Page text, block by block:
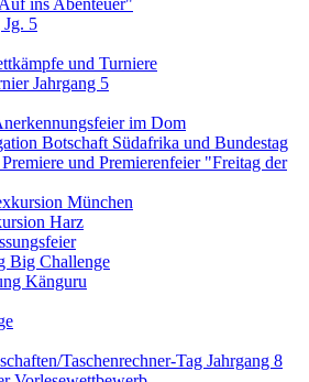
ins Abenteuer"
5
und Turniere
Jahrgang 5
im Dom
Botschaft Südafrika und Bundestag
und Premierenfeier "Freitag der
München
Harz
Big Challenge
Känguru
Taschenrechner-Tag Jahrgang 8